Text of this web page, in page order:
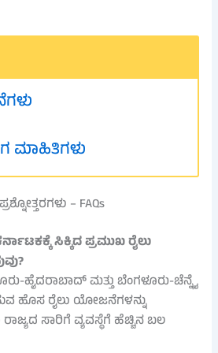
ಮಾಹಿತಿಗಳು
– FAQs
ಸಿಕ್ಕಿದ ಪ್ರಮುಖ ರೈಲು
ಹೈದರಾಬಾದ್ ಮತ್ತು ಬೆಂಗಳೂರು-ಚೆನ್ನೈ
ಹೊಸ ರೈಲು ಯೋಜನೆಗಳನ್ನು
ಸಾರಿಗೆ ವ್ಯವಸ್ಥೆಗೆ ಹೆಚ್ಚಿನ ಬಲ